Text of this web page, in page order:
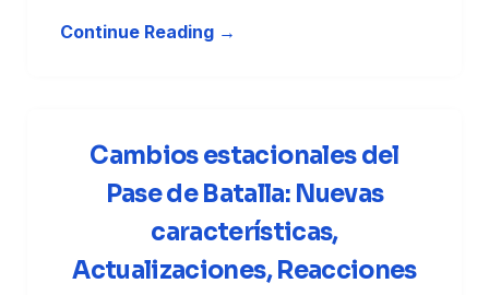
Continue Reading →
Cambios estacionales del
Pase de Batalla: Nuevas
características,
Actualizaciones, Reacciones